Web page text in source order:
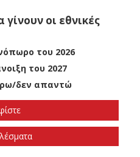
οι εθνικές
του 2026
του 2027
δεν απαντώ